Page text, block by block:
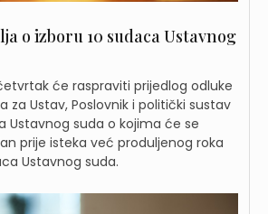
o izboru 10 sudaca Ustavnog
će raspraviti prijedlog odluke
za Ustav, Poslovnik i politički sustav
Ustavnog suda o kojima će se
prije isteka već produljenog roka
Ustavnog suda.